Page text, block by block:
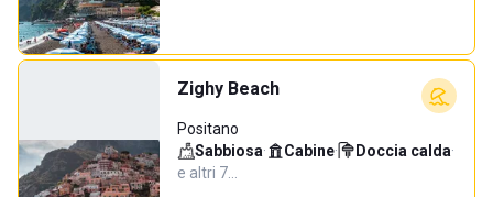
Zighy Beach
Positano
Sabbiosa· Cabine· Doccia calda·
e altri 7…